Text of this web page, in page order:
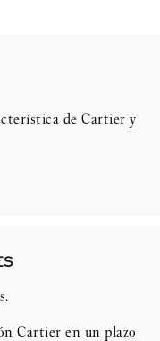
de Cartier y
Cartier en un plazo